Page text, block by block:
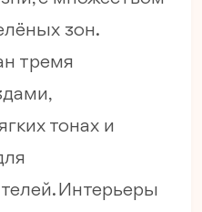
зон.
тремя
тонах и
Интерьеры